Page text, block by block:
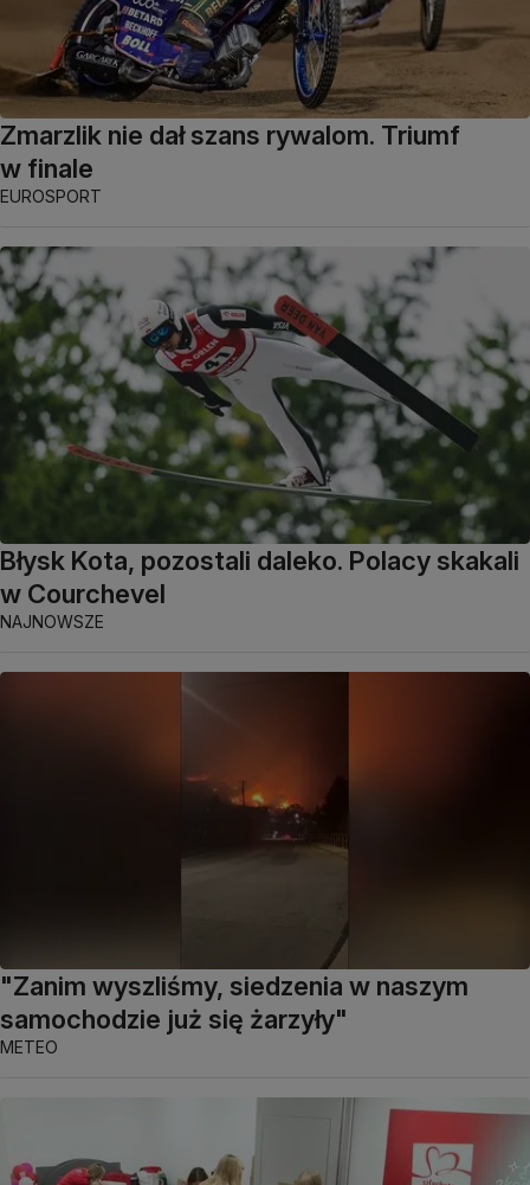
Zmarzlik nie dał szans rywalom. Triumf
w finale
EUROSPORT
Błysk Kota, pozostali daleko. Polacy skakali
w Courchevel
NAJNOWSZE
"Zanim wyszliśmy, siedzenia w naszym
samochodzie już się żarzyły"
METEO